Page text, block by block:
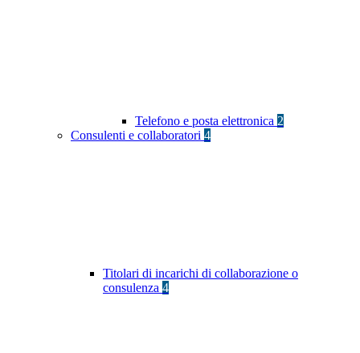
Telefono e posta elettronica 2
Consulenti e collaboratori 4
Titolari di incarichi di collaborazione o
consulenza 4